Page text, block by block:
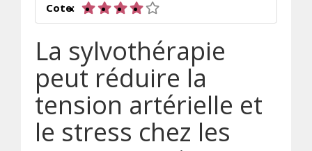
Cote:
La sylvothérapie
peut réduire la
tension artérielle et
le stress chez les